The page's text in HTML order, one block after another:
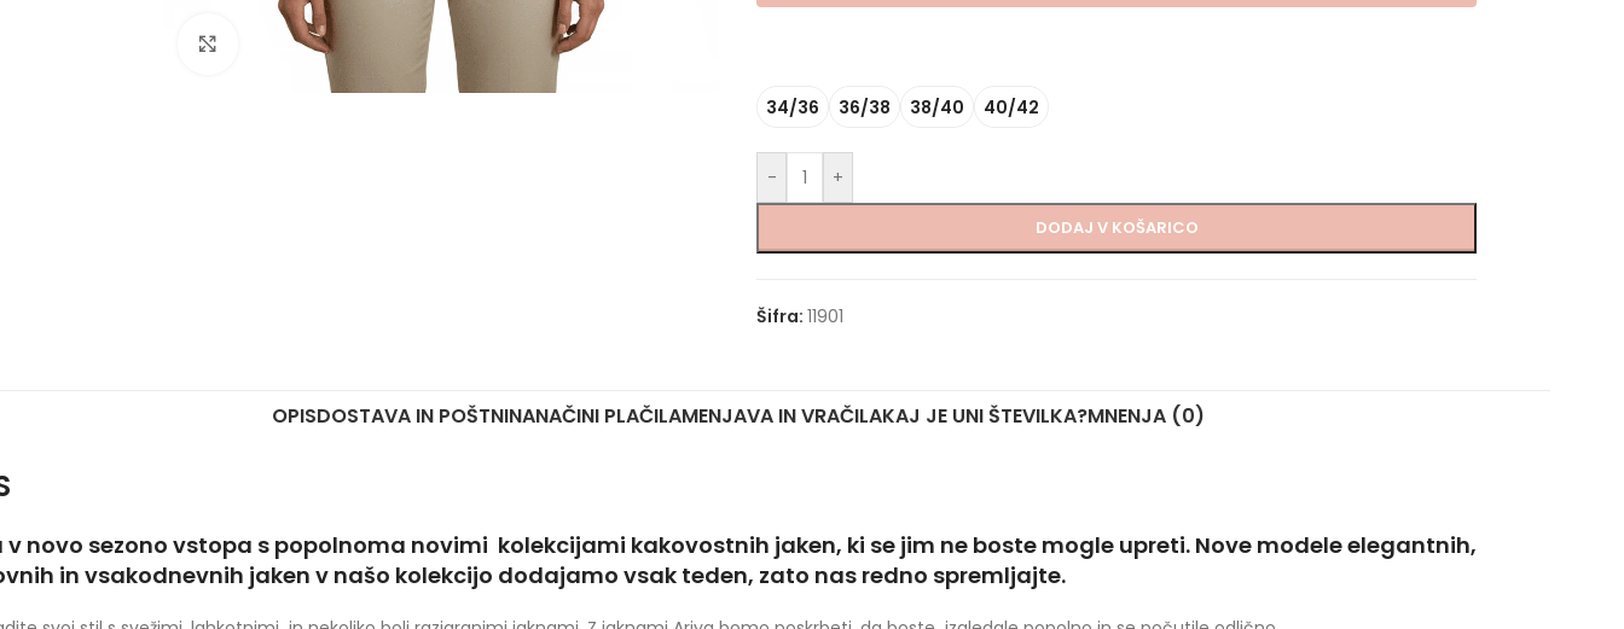
Click to enlarge
34/36 36/38 38/40 40/42
- +
DODAJ V KOŠARICO
Šifra: 11901
OPISDOSTAVA IN POŠTNINANAČINI PLAČILAMENJAVA IN VRAČILAKAJ JE UNI ŠTEVILKA?MNENJA (0)
v novo sezono vstopa s popolnoma novimi kolekcijami kakovostnih jaken, ki se jim ne boste mogle upreti. Nove modele elegantnih,
in vsakodnevnih jaken v našo kolekcijo dodajamo vsak teden, zato nas redno spremljajte.